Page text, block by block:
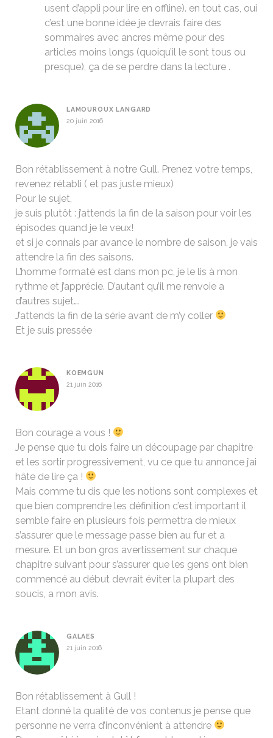
usent d’appli pour lire en offline). en tout cas, oui
c’est une bonne idée je devrais faire des
sommaires avec ancres même pour des
articles moins longs (quoiqu’il le sont tous ou
presque), ça de se perdre dans la lecture .
LAMOUROUX LANGARD
20 juin 2016
Bon rétablissement à notre Gull. Prenez votre temps,
revenez rétabli ( et pas juste mieux)
Pour le sujet,
je suis plutôt : j’attends la fin de la saison pour voir les
épisodes quand je le veux!
et si je connais par avance le nombre de saison, je vais
attendre la fin des saisons.
L’homme formaté est dans mon pc, je le lis à mon
rythme et j’apprécie. D’autant qu’il me renvoie a
d’autres sujet….
J’attends la fin de la série avant de m’y coller
Et je suis pressée
KOEMGUN
21 juin 2016
Bon courage a vous !
Je pense que tu dois faire un découpage par chapitre
et les sortir progressivement, vu ce que tu annonce j’ai
hâte de lire ça !
Mais comme tu dis que les notions sont complexes et
que bien comprendre les définition c’est important il
semble faire en plusieurs fois permettra de mieux
s’assurer que le message passe bien au fur et a
mesure. Et un bon gros avertissement sur chaque
chapitre suivant pour s’assurer que les gens ont bien
commencé au début devrait éviter la plupart des
soucis, a mon avis.
GALAES
21 juin 2016
Bon rétablissement à Gull !
Etant donné la qualité de vos contenus je pense que
personne ne verra d’inconvénient à attendre